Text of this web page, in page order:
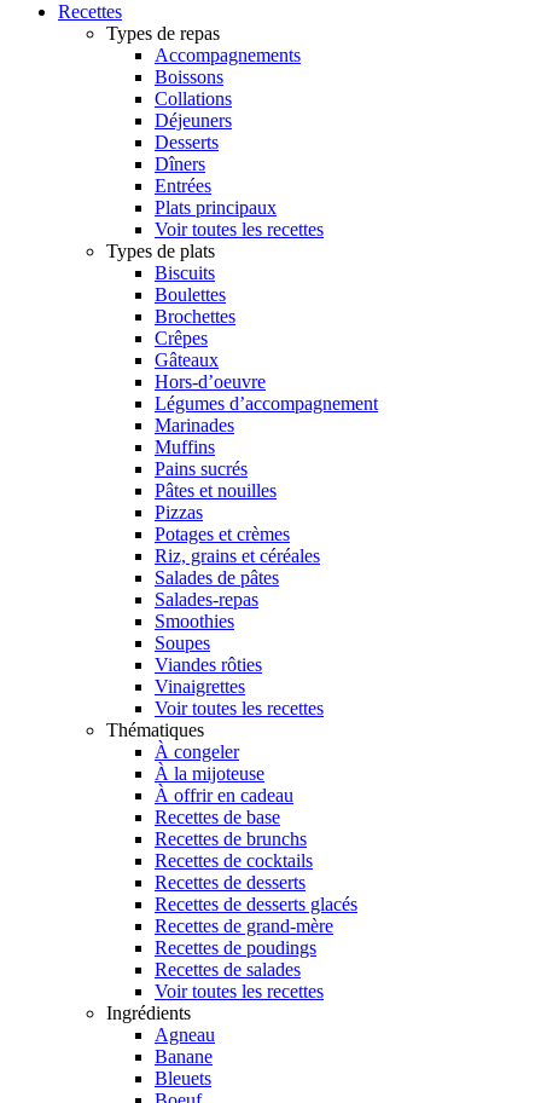
Recettes
Types de repas
Accompagnements
Boissons
Collations
Déjeuners
Desserts
Dîners
Entrées
Plats principaux
Voir toutes les recettes
Types de plats
Biscuits
Boulettes
Brochettes
Crêpes
Gâteaux
Hors-d’oeuvre
Légumes d’accompagnement
Marinades
Muffins
Pains sucrés
Pâtes et nouilles
Pizzas
Potages et crèmes
Riz, grains et céréales
Salades de pâtes
Salades-repas
Smoothies
Soupes
Viandes rôties
Vinaigrettes
Voir toutes les recettes
Thématiques
À congeler
À la mijoteuse
À offrir en cadeau
Recettes de base
Recettes de brunchs
Recettes de cocktails
Recettes de desserts
Recettes de desserts glacés
Recettes de grand-mère
Recettes de poudings
Recettes de salades
Voir toutes les recettes
Ingrédients
Agneau
Banane
Bleuets